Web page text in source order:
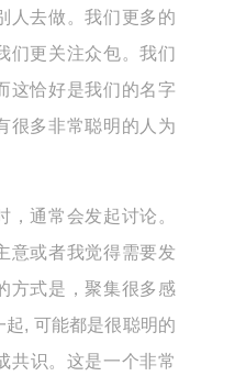
人去做。我们更多的
们更关注众包。我们
这恰好是我们的名字
很多非常聪明的人为
，通常会发起讨论。
意或者我觉得需要发
方式是，聚集很多感
, 可能都是很聪明的
共识。这是一个非常